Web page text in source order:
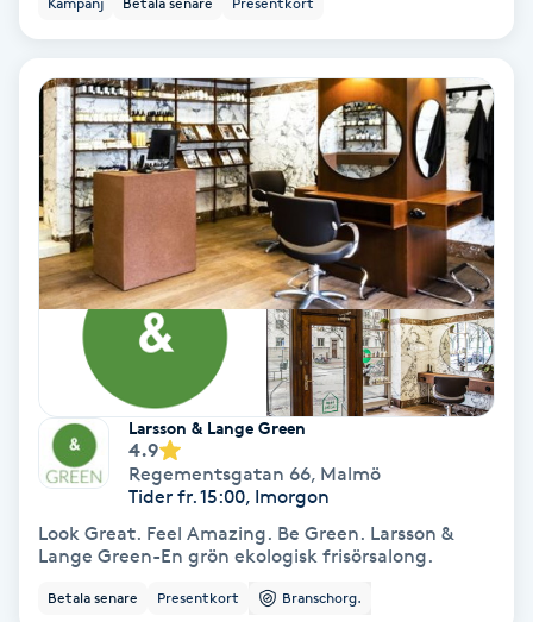
Babylights
Balayage
Bambumassage
Barnklippning
BIAB
Larsson & Lange Green
4.9
Regementsgatan 66, Malmö
Tider fr. 15:00, Imorgon
Look Great. Feel Amazing. Be Green. Larsson &
Lange Green-En grön ekologisk frisörsalong.
Betala senare Presentkort Branschorg.